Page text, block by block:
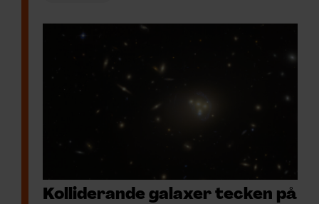
Kolliderande galaxer tecken på